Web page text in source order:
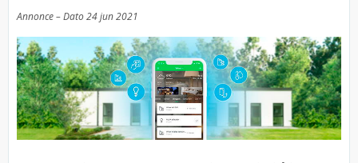
Annonce – Dato24 jun 2021